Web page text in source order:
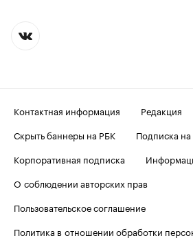
Контактная информация
Редакция
Скрыть баннеры на РБК
Подписка
Корпоративная подписка
О соблюдении авторских прав
Пользовательское соглашение
Политика в отношении обработки